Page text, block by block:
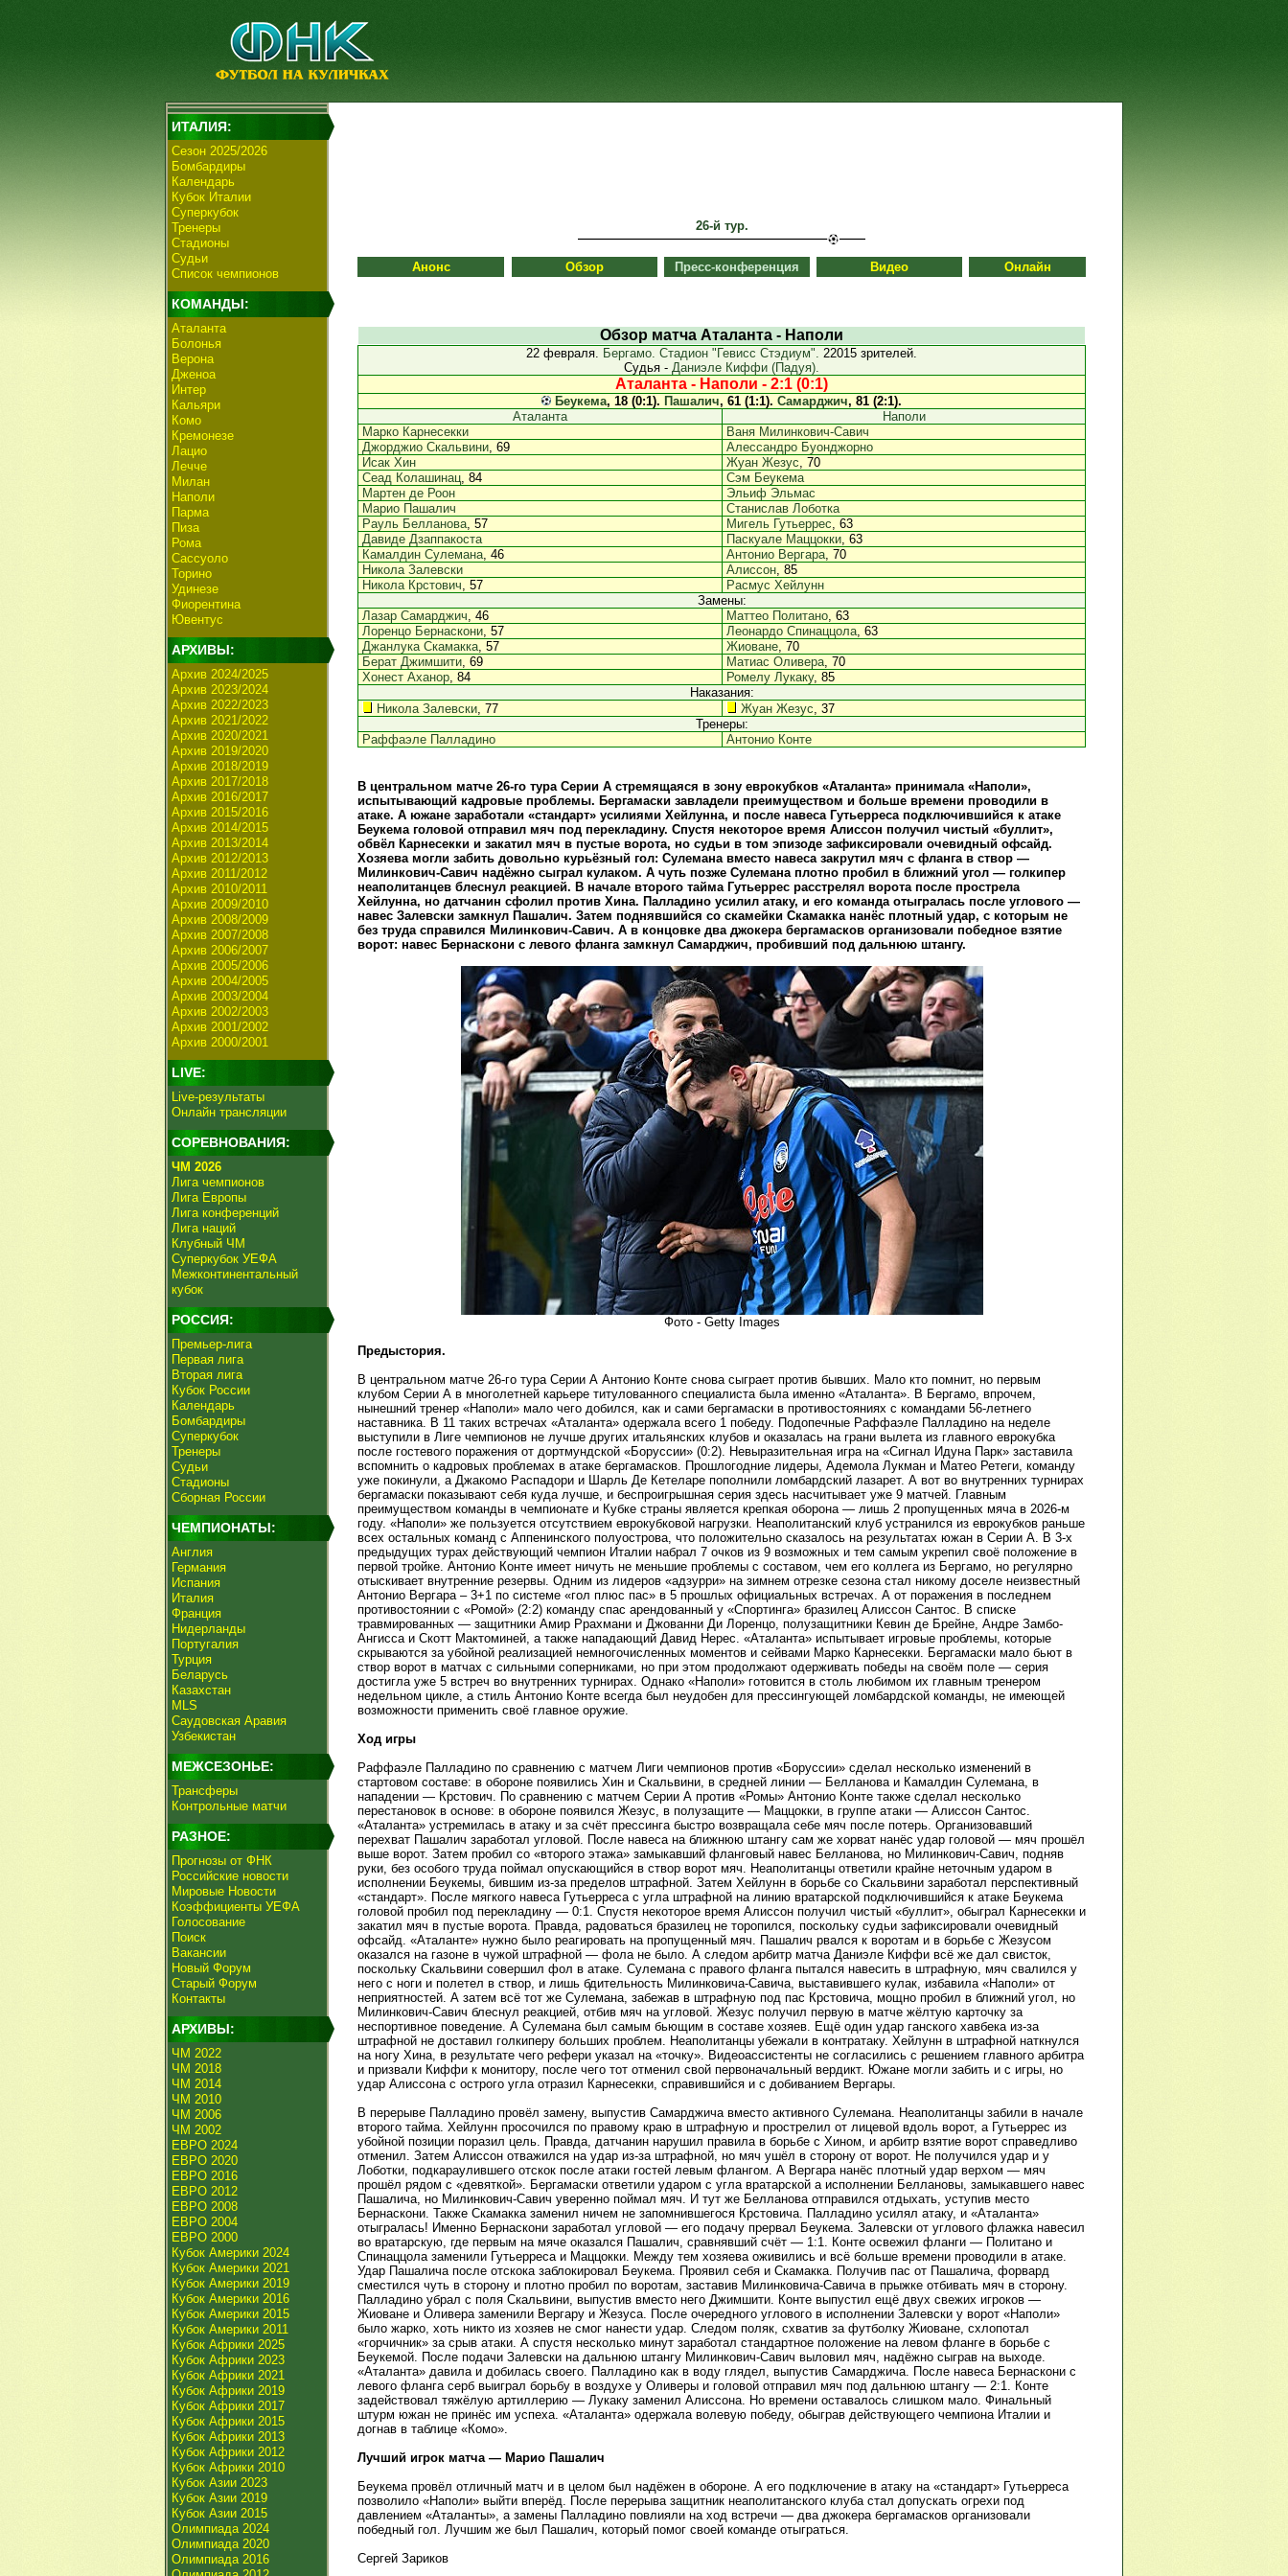
ИТАЛИЯ:
Сезон 2025/2026
Бомбардиры
Календарь
Кубок Италии
Суперкубок
Тренеры
Стадионы
Судьи
Список чемпионов
КОМАНДЫ:
Аталанта
Болонья
Верона
Дженоа
Интер
Кальяри
Комо
Кремонезе
Лацио
Лечче
Милан
Наполи
Парма
Пиза
Рома
Сассуоло
Торино
Удинезе
Фиорентина
Ювентус
АРХИВЫ:
Архив 2024/2025
Архив 2023/2024
Архив 2022/2023
Архив 2021/2022
Архив 2020/2021
Архив 2019/2020
Архив 2018/2019
Архив 2017/2018
Архив 2016/2017
Архив 2015/2016
Архив 2014/2015
Архив 2013/2014
Архив 2012/2013
Архив 2011/2012
Архив 2010/2011
Архив 2009/2010
Архив 2008/2009
Архив 2007/2008
Архив 2006/2007
Архив 2005/2006
Архив 2004/2005
Архив 2003/2004
Архив 2002/2003
Архив 2001/2002
Архив 2000/2001
LIVE:
Live-результаты
Онлайн трансляции
СОРЕВНОВАНИЯ:
ЧМ 2026
Лига чемпионов
Лига Европы
Лига конференций
Лига наций
Клубный ЧМ
Суперкубок УЕФА
Межконтинентальный
кубок
РОССИЯ:
Премьер-лига
Первая лига
Вторая лига
Кубок России
Календарь
Бомбардиры
Суперкубок
Тренеры
Судьи
Стадионы
Сборная России
ЧЕМПИОНАТЫ:
Англия
Германия
Испания
Италия
Франция
Нидерланды
Португалия
Турция
Беларусь
Казахстан
MLS
Саудовская Аравия
Узбекистан
МЕЖСЕЗОНЬЕ:
Трансферы
Контрольные матчи
РАЗНОЕ:
Прогнозы от ФНК
Российские новости
Мировые Новости
Коэффициенты УЕФА
Голосование
Поиск
Вакансии
Новый Форум
Старый Форум
Контакты
АРХИВЫ:
ЧМ 2022
ЧМ 2018
ЧМ 2014
ЧМ 2010
ЧМ 2006
ЧМ 2002
ЕВРО 2024
ЕВРО 2020
ЕВРО 2016
ЕВРО 2012
ЕВРО 2008
ЕВРО 2004
ЕВРО 2000
Кубок Америки 2024
Кубок Америки 2021
Кубок Америки 2019
Кубок Америки 2016
Кубок Америки 2015
Кубок Америки 2011
Кубок Африки 2025
Кубок Африки 2023
Кубок Африки 2021
Кубок Африки 2019
Кубок Африки 2017
Кубок Африки 2015
Кубок Африки 2013
Кубок Африки 2012
Кубок Африки 2010
Кубок Азии 2023
Кубок Азии 2019
Кубок Азии 2015
Олимпиада 2024
Олимпиада 2020
Олимпиада 2016
26-й тур.
Анонс Обзор Пресс-конференция Видео Онлайн
Обзор матча Аталанта - Наполи
22 февраля. Бергамо. Стадион "Гевисс Стэдиум". 22015 зрителей.
Судья - Даниэле Киффи (Падуя).
Аталанта - Наполи - 2:1 (0:1)
Беукема, 18 (0:1). Пашалич, 61 (1:1). Самарджич, 81 (2:1).
Аталанта
Наполи
Марко Карнесекки
Ваня Милинкович-Савич
Джорджио Скальвини, 69
Алессандро Буонджорно
Исак Хин
Жуан Жезус, 70
Сеад Колашинац, 84
Сэм Беукема
Мартен де Роон
Эльиф Эльмас
Марио Пашалич
Станислав Лоботка
Рауль Белланова, 57 Мигель Гутьеррес, 63
Давиде Дзаппакоста
Паскуале Маццокки, 63
Камалдин Сулемана, 46 Антонио Вергара, 70
Никола Залевски
Алиссон, 85
Никола Крстович, 57
Расмус Хейлунн
Замены:
Лазар Самарджич, 46 Маттео Политано, 63
Лоренцо Бернаскони, 57 Леонардо Спинаццола, 63
Джанлука Скамакка, 57 Жиоване, 70
Берат Джимшити, 69 Матиас Оливера, 70
Хонест Аханор, 84 Ромелу Лукаку, 85
Наказания:
Никола Залевски, 77 Жуан Жезус, 37
Тренеры:
Раффаэле Палладино
Антонио Конте
В центральном матче 26-го тура Серии А стремящаяся в зону еврокубков «Аталанта» принимала «Наполи»,
испытывающий кадровые проблемы. Бергамаски завладели преимуществом и больше времени проводили в
атаке. А южане заработали «стандарт» усилиями Хейлунна, и после навеса Гутьерреса подключившийся к атаке
Беукема головой отправил мяч под перекладину. Спустя некоторое время Алиссон получил чистый «буллит»,
обвёл Карнесекки и закатил мяч в пустые ворота, но судьи в том эпизоде зафиксировали очевидный офсайд.
Хозяева могли забить довольно курьёзный гол: Сулемана вместо навеса закрутил мяч с фланга в створ —
Милинкович-Савич надёжно сыграл кулаком. А чуть позже Сулемана плотно пробил в ближний угол — голкипер
неаполитанцев блеснул реакцией. В начале второго тайма Гутьеррес расстрелял ворота после прострела
Хейлунна, но датчанин сфолил против Хина. Палладино усилил атаку, и его команда отыгралась после углового —
навес Залевски замкнул Пашалич. Затем поднявшийся со скамейки Скамакка нанёс плотный удар, с которым не
без труда справился Милинкович-Савич. А в концовке два джокера бергамасков организовали победное взятие
ворот: навес Бернаскони с левого фланга замкнул Самарджич, пробивший под дальнюю штангу.
Фото - Getty Images
Предыстория.
В центральном матче 26-го тура Серии А Антонио Конте снова сыграет против бывших. Мало кто помнит, но первым
клубом Серии А в многолетней карьере титулованного специалиста была именно «Аталанта». В Бергамо, впрочем,
нынешний тренер «Наполи» мало чего добился, как и сами бергамаски в противостояниях с командами 56-летнего
наставника. В 11 таких встречах «Аталанта» одержала всего 1 победу. Подопечные Раффаэле Палладино на неделе
выступили в Лиге чемпионов не лучше других итальянских клубов и оказалась на грани вылета из главного еврокубка
после гостевого поражения от дортмундской «Боруссии» (0:2). Невыразительная игра на «Сигнал Идуна Парк» заставила
вспомнить о кадровых проблемах в атаке бергамасков. Прошлогодние лидеры, Адемола Лукман и Матео Ретеги, команду
уже покинули, а Джакомо Распадори и Шарль Де Кетеларе пополнили ломбардский лазарет. А вот во внутренних турнирах
бергамаски показывают себя куда лучше, и беспроигрышная серия здесь насчитывает уже 9 матчей. Главным
преимуществом команды в чемпионате и Кубке страны является крепкая оборона — лишь 2 пропущенных мяча в 2026-м
году. «Наполи» же пользуется отсутствием еврокубковой нагрузки. Неаполитанский клуб устранился из еврокубков раньше
всех остальных команд с Аппенинского полуострова, что положительно сказалось на результатах южан в Серии А. В 3-х
предыдущих турах действующий чемпион Италии набрал 7 очков из 9 возможных и тем самым укрепил своё положение в
первой тройке. Антонио Конте имеет ничуть не меньшие проблемы с составом, чем его коллега из Бергамо, но регулярно
отыскивает внутренние резервы. Одним из лидеров «адзурри» на зимнем отрезке сезона стал никому доселе неизвестный
Антонио Вергара – 3+1 по системе «гол плюс пас» в 5 прошлых официальных встречах. А от поражения в последнем
противостоянии с «Ромой» (2:2) команду спас арендованный у «Спортинга» бразилец Алиссон Сантос. В списке
травмированных — защитники Амир Ррахмани и Джованни Ди Лоренцо, полузащитники Кевин де Брейне, Андре Замбо-
Ангисса и Скотт Мактоминей, а также нападающий Давид Нерес. «Аталанта» испытывает игровые проблемы, которые
скрываются за убойной реализацией немногочисленных моментов и сейвами Марко Карнесекки. Бергамаски мало бьют в
створ ворот в матчах с сильными соперниками, но при этом продолжают одерживать победы на своём поле — серия
достигла уже 5 встреч во внутренних турнирах. Однако «Наполи» готовится в столь любимом их главным тренером
недельном цикле, а стиль Антонио Конте всегда был неудобен для прессингующей ломбардской команды, не имеющей
возможности применить своё главное оружие.
Ход игры
Раффаэле Палладино по сравнению с матчем Лиги чемпионов против «Боруссии» сделал несколько изменений в
стартовом составе: в обороне появились Хин и Скальвини, в средней линии — Белланова и Камалдин Сулемана, в
нападении — Крстович. По сравнению с матчем Серии А против «Ромы» Антонио Конте также сделал несколько
перестановок в основе: в обороне появился Жезус, в полузащите — Маццокки, в группе атаки — Алиссон Сантос.
«Аталанта» устремилась в атаку и за счёт прессинга быстро возвращала себе мяч после потерь. Организовавший
перехват Пашалич заработал угловой. После навеса на ближнюю штангу сам же хорват нанёс удар головой — мяч прошёл
выше ворот. Затем пробил со «второго этажа» замыкавший фланговый навес Белланова, но Милинкович-Савич, подняв
руки, без особого труда поймал опускающийся в створ ворот мяч. Неаполитанцы ответили крайне неточным ударом в
исполнении Беукемы, бившим из-за пределов штрафной. Затем Хейлунн в борьбе со Скальвини заработал перспективный
«стандарт». После мягкого навеса Гутьерреса с угла штрафной на линию вратарской подключившийся к атаке Беукема
головой пробил под перекладину — 0:1. Спустя некоторое время Алиссон получил чистый «буллит», обыграл Карнесекки и
закатил мяч в пустые ворота. Правда, радоваться бразилец не торопился, поскольку судьи зафиксировали очевидный
офсайд. «Аталанте» нужно было реагировать на пропущенный мяч. Пашалич рвался к воротам и в борьбе с Жезусом
оказался на газоне в чужой штрафной — фола не было. А следом арбитр матча Даниэле Киффи всё же дал свисток,
поскольку Скальвини совершил фол в атаке. Сулемана с правого фланга пытался навесить в штрафную, мяч свалился у
него с ноги и полетел в створ, и лишь бдительность Милинковича-Савича, выставившего кулак, избавила «Наполи» от
неприятностей. А затем всё тот же Сулемана, забежав в штрафную под пас Крстовича, мощно пробил в ближний угол, но
Милинкович-Савич блеснул реакцией, отбив мяч на угловой. Жезус получил первую в матче жёлтую карточку за
неспортивное поведение. А Сулемана был самым бьющим в составе хозяев. Ещё один удар ганского хавбека из-за
штрафной не доставил голкиперу больших проблем. Неаполитанцы убежали в контратаку. Хейлунн в штрафной наткнулся
на ногу Хина, в результате чего рефери указал на «точку». Видеоассистенты не согласились с решением главного арбитра
и призвали Киффи к монитору, после чего тот отменил свой первоначальный вердикт. Южане могли забить и с игры, но
удар Алиссона с острого угла отразил Карнесекки, справившийся и с добиванием Вергары.
В перерыве Палладино провёл замену, выпустив Самарджича вместо активного Сулемана. Неаполитанцы забили в начале
второго тайма. Хейлунн просочился по правому краю в штрафную и прострелил от лицевой вдоль ворот, а Гутьеррес из
убойной позиции поразил цель. Правда, датчанин нарушил правила в борьбе с Хином, и арбитр взятие ворот справедливо
отменил. Затем Алиссон отважился на удар из-за штрафной, но мяч ушёл в сторону от ворот. Не получился удар и у
Лоботки, подкараулившего отскок после атаки гостей левым флангом. А Вергара нанёс плотный удар верхом — мяч
прошёл рядом с «девяткой». Бергамаски ответили ударом с угла вратарской а исполнении Беллановы, замыкавшего навес
Пашалича, но Милинкович-Савич уверенно поймал мяч. И тут же Белланова отправился отдыхать, уступив место
Бернаскони. Также Скамакка заменил ничем не запомнившегося Крстовича. Палладино усилял атаку, и «Аталанта»
отыгралась! Именно Бернаскони заработал угловой — его подачу прервал Беукема. Залевски от углового флажка навесил
во вратарскую, где первым на мяче оказался Пашалич, сравнявший счёт — 1:1. Конте освежил фланги — Политано и
Спинаццола заменили Гутьерреса и Маццокки. Между тем хозяева оживились и всё больше времени проводили в атаке.
Удар Пашалича после отскока заблокировал Беукема. Проявил себя и Скамакка. Получив пас от Пашалича, форвард
сместился чуть в сторону и плотно пробил по воротам, заставив Милинковича-Савича в прыжке отбивать мяч в сторону.
Палладино убрал с поля Скальвини, выпустив вместо него Джимшити. Конте выпустил ещё двух свежих игроков —
Жиоване и Оливера заменили Вергару и Жезуса. После очередного углового в исполнении Залевски у ворот «Наполи»
было жарко, хоть никто из хозяев не смог нанести удар. Следом поляк, схватив за футболку Жиоване, схлопотал
«горчичник» за срыв атаки. А спустя несколько минут заработал стандартное положение на левом фланге в борьбе с
Беукемой. После подачи Залевски на дальнюю штангу Милинкович-Савич выловил мяч, надёжно сыграв на выходе.
«Аталанта» давила и добилась своего. Палладино как в воду глядел, выпустив Самарджича. После навеса Бернаскони с
левого фланга серб выиграл борьбу в воздухе у Оливеры и головой отправил мяч под дальнюю штангу — 2:1. Конте
задействовал тяжёлую артиллерию — Лукаку заменил Алиссона. Но времени оставалось слишком мало. Финальный
штурм южан не принёс им успеха. «Аталанта» одержала волевую победу, обыграв действующего чемпиона Италии и
догнав в таблице «Комо».
Лучший игрок матча — Марио Пашалич
Беукема провёл отличный матч и в целом был надёжен в обороне. А его подключение в атаку на «стандарт» Гутьерреса
позволило «Наполи» выйти вперёд. После перерыва защитник неаполитанского клуба стал допускать огрехи под
давлением «Аталанты», а замены Палладино повлияли на ход встречи — два джокера бергамасков организовали
победный гол. Лучшим же был Пашалич, который помог своей команде отыграться.
Сергей Зариков